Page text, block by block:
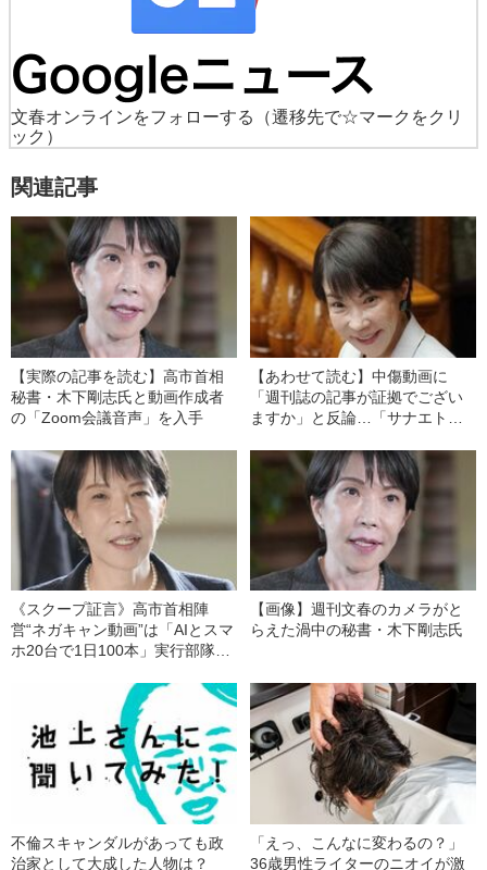
文春オンラインをフォローする
（遷移先で☆マークをクリ
ック）
関連記事
【実際の記事を読む】高市首相
秘書・木下剛志氏と動画作成者
の「Zoom会議音声」を入手
【あわせて読む】中傷動画に
「週刊誌の記事が証拠でござい
ますか」と反論…「サナエトー
画」疑惑で露呈した、高市首相
の致命的な弱さ
《スクープ証言》高市首相陣
営“ネガキャン動画”は「AIとスマ
ホ20台で1日100本」実行部隊が
【画像】週刊文春のカメラがと
らえた渦中の秘書・木下剛志氏
不倫スキャンダルがあっても政
治家として大成した人物は？
「えっ、こんなに変わるの？」
36歳男性ライターのニオイが激